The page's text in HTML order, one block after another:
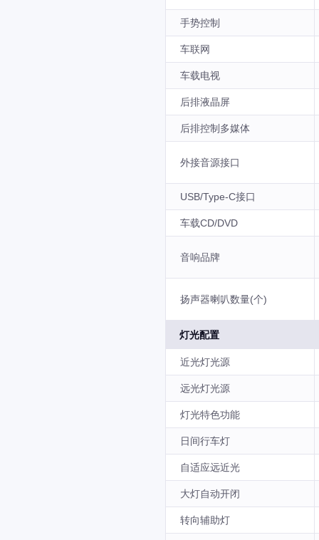
手势控制
车联网
车载电视
后排液晶屏
后排控制多媒体
外接音源接口
USB/Type-C接口
车载CD/DVD
音响品牌
扬声器喇叭数量(个)
灯光配置
近光灯光源
远光灯光源
灯光特色功能
日间行车灯
自适应远近光
大灯自动开闭
转向辅助灯